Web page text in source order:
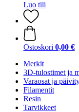
Luo tili
Ostoskori 0,00 €
Merkit
3D-tulostimet ja
Varaosat ja
Filamentit
Resin
Tarvikkeet